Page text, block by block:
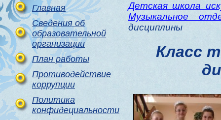
Главная
Сведения об
образовательной
организации
План работы
Противодействие
коррупции
Политика
конфидециальности
Детская школа
Музыкальное
дисциплины
Класс